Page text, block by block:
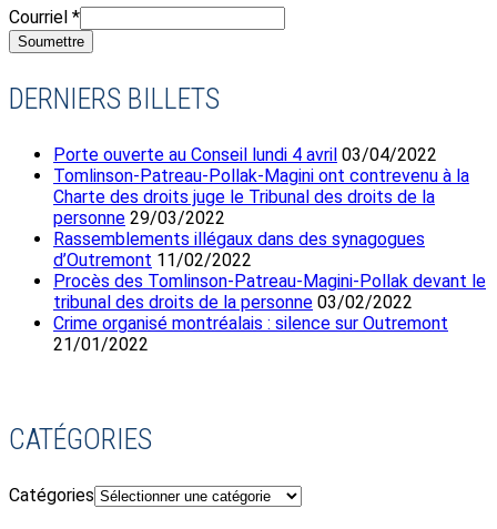
Courriel *
Soumettre
DERNIERS BILLETS
Porte ouverte au Conseil lundi 4 avril 03/04/2022
Tomlinson-Patreau-Pollak-Magini ont contrevenu à la
Charte des droits juge le Tribunal des droits de la
personne 29/03/2022
Rassemblements illégaux dans des synagogues
d’Outremont 11/02/2022
Procès des Tomlinson-Patreau-Magini-Pollak devant le
tribunal des droits de la personne 03/02/2022
Crime organisé montréalais : silence sur Outremont
21/01/2022
CATÉGORIES
Catégories